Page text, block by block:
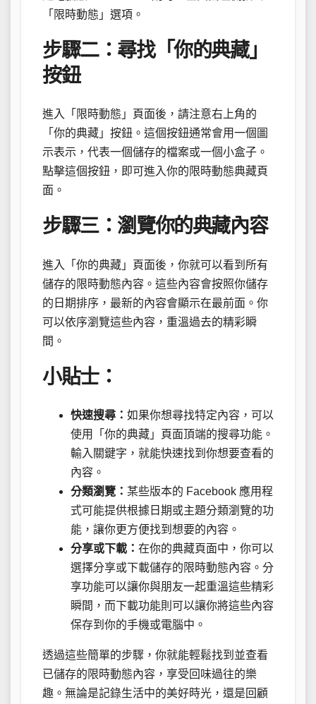
「限時動態」選項。
步驟二：尋找「你的典藏」
按鈕
進入「限時動態」頁面後，請注意右上角的
「你的典藏」按鈕。這個按鈕通常會用一個圖
示表示，代表一個儲存的檔案或一個小盒子。
點擊這個按鈕，即可進入你的限時動態典藏頁
面。
步驟三：瀏覽你的典藏內容
進入「你的典藏」頁面後，你就可以看到所有
儲存的限時動態內容。這些內容會按照你儲存
的日期排序，最新的內容會顯示在最前面。你
可以依序瀏覽這些內容，重溫過去的精彩瞬
間。
小貼士：
快速搜尋： 如果你想尋找特定內容，可以
使用「你的典藏」頁面頂端的搜尋功能。
輸入關鍵字，就能快速找到你想要查看的
內容。
分類瀏覽： 某些版本的 Facebook 應用程
式可能提供根據日期或主題分類瀏覽的功
能，讓你更方便找到想要的內容。
分享或下載： 在你的典藏頁面中，你可以
選擇分享或下載儲存的限時動態內容。分
享功能可以讓你與朋友一起重溫這些精彩
瞬間，而下載功能則可以讓你將這些內容
保存到你的手機或電腦中。
透過這些簡單的步驟，你就能輕鬆找到並查看
已儲存的限時動態內容，享受回味過往的樂
趣。無論是記錄生活中的美好時光，還是回顧